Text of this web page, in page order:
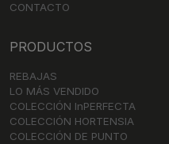
CONTACTO
PRODUCTOS
REBAJAS
LO MÁS VENDIDO
COLECCIÓN InPERFECTA
COLECCIÓN HORTENSIA
COLECCIÓN DE PUNTO